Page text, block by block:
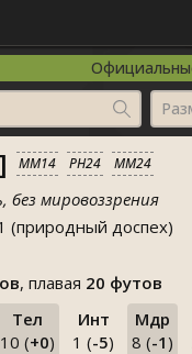
MM14 PH24 MM24
без мировоззрения
(природный доспех)
, плавая 20 футов
Тел
10 (+0)
Инт
1 (-5)
Мдр
8 (-1 )